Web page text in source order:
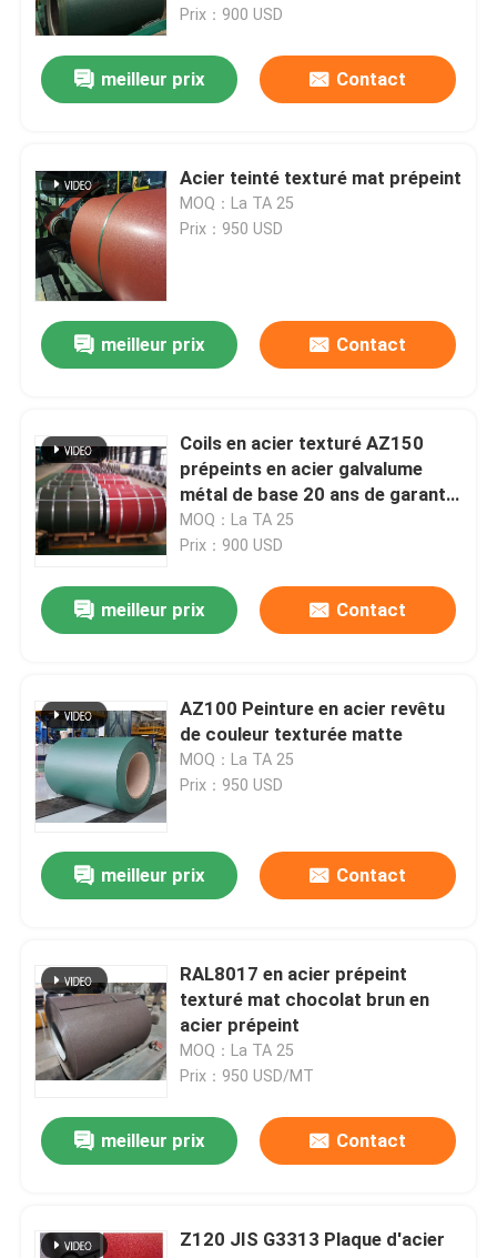
Produits
À propos de nous
Visite de l'usine
Nous contacter
Nouvelles
Les affaires
Bobine d'acier revêtue de couleur
Bobine en acier de Galvalume
en acier galvanisé
Acier prépeint texturé mat
Bobine en aluminium enduite de couleur
Coils en acier aluciné
Prix：900 USD
meilleur prix Contact
Acier teinté texturé mat prépeint
MOQ：La TA 25
Prix：950 USD
meilleur prix Contact
Coils en acier texturé AZ150
prépeints en acier galvalume
métal de base 20 ans de garantie
Beckers polyester
MOQ：La TA 25
Prix：900 USD
meilleur prix Contact
AZ100 Peinture en acier revêtu
de couleur texturée matte
MOQ：La TA 25
Prix：950 USD
meilleur prix Contact
RAL8017 en acier prépeint
texturé mat chocolat brun en
acier prépeint
MOQ：La TA 25
Prix：950 USD/MT
meilleur prix Contact
Z120 JIS G3313 Plaque d'acier